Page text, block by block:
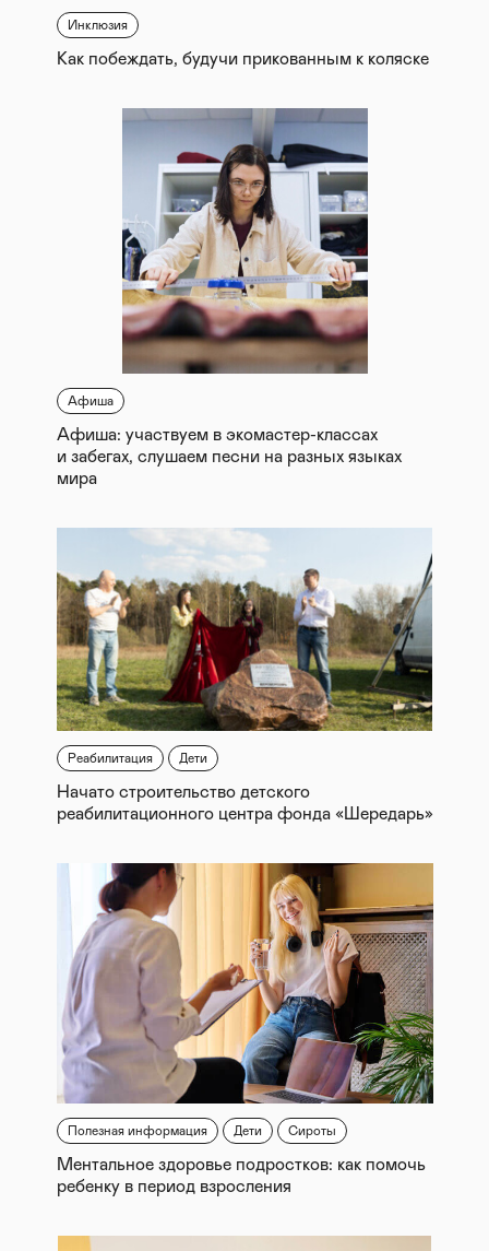
Инклюзия
Как побеждать, будучи прикованным к коляске
Афиша
Афиша: участвуем в экомастер-классах
и забегах, слушаем песни на разных языках
мира
Реабилитация Дети
Начато строительство детского
реабилитационного центра фонда «Шередарь»
Полезная информация Дети Сироты
Ментальное здоровье подростков: как помочь
ребенку в период взросления